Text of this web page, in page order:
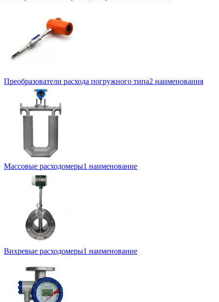
Преобразователи расхода погружного типа2 наименования
Массовые расходомеры1 наименование
Вихревые расходомеры1 наименование